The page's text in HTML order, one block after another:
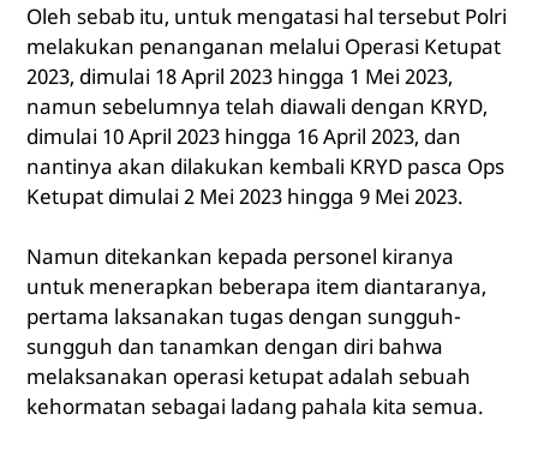
Oleh sebab itu, untuk mengatasi hal tersebut Polri
melakukan penanganan melalui Operasi Ketupat
2023, dimulai 18 April 2023 hingga 1 Mei 2023,
namun sebelumnya telah diawali dengan KRYD,
dimulai 10 April 2023 hingga 16 April 2023, dan
nantinya akan dilakukan kembali KRYD pasca Ops
Ketupat dimulai 2 Mei 2023 hingga 9 Mei 2023.
Namun ditekankan kepada personel kiranya
untuk menerapkan beberapa item diantaranya,
pertama laksanakan tugas dengan sungguh-
sungguh dan tanamkan dengan diri bahwa
melaksanakan operasi ketupat adalah sebuah
kehormatan sebagai ladang pahala kita semua.